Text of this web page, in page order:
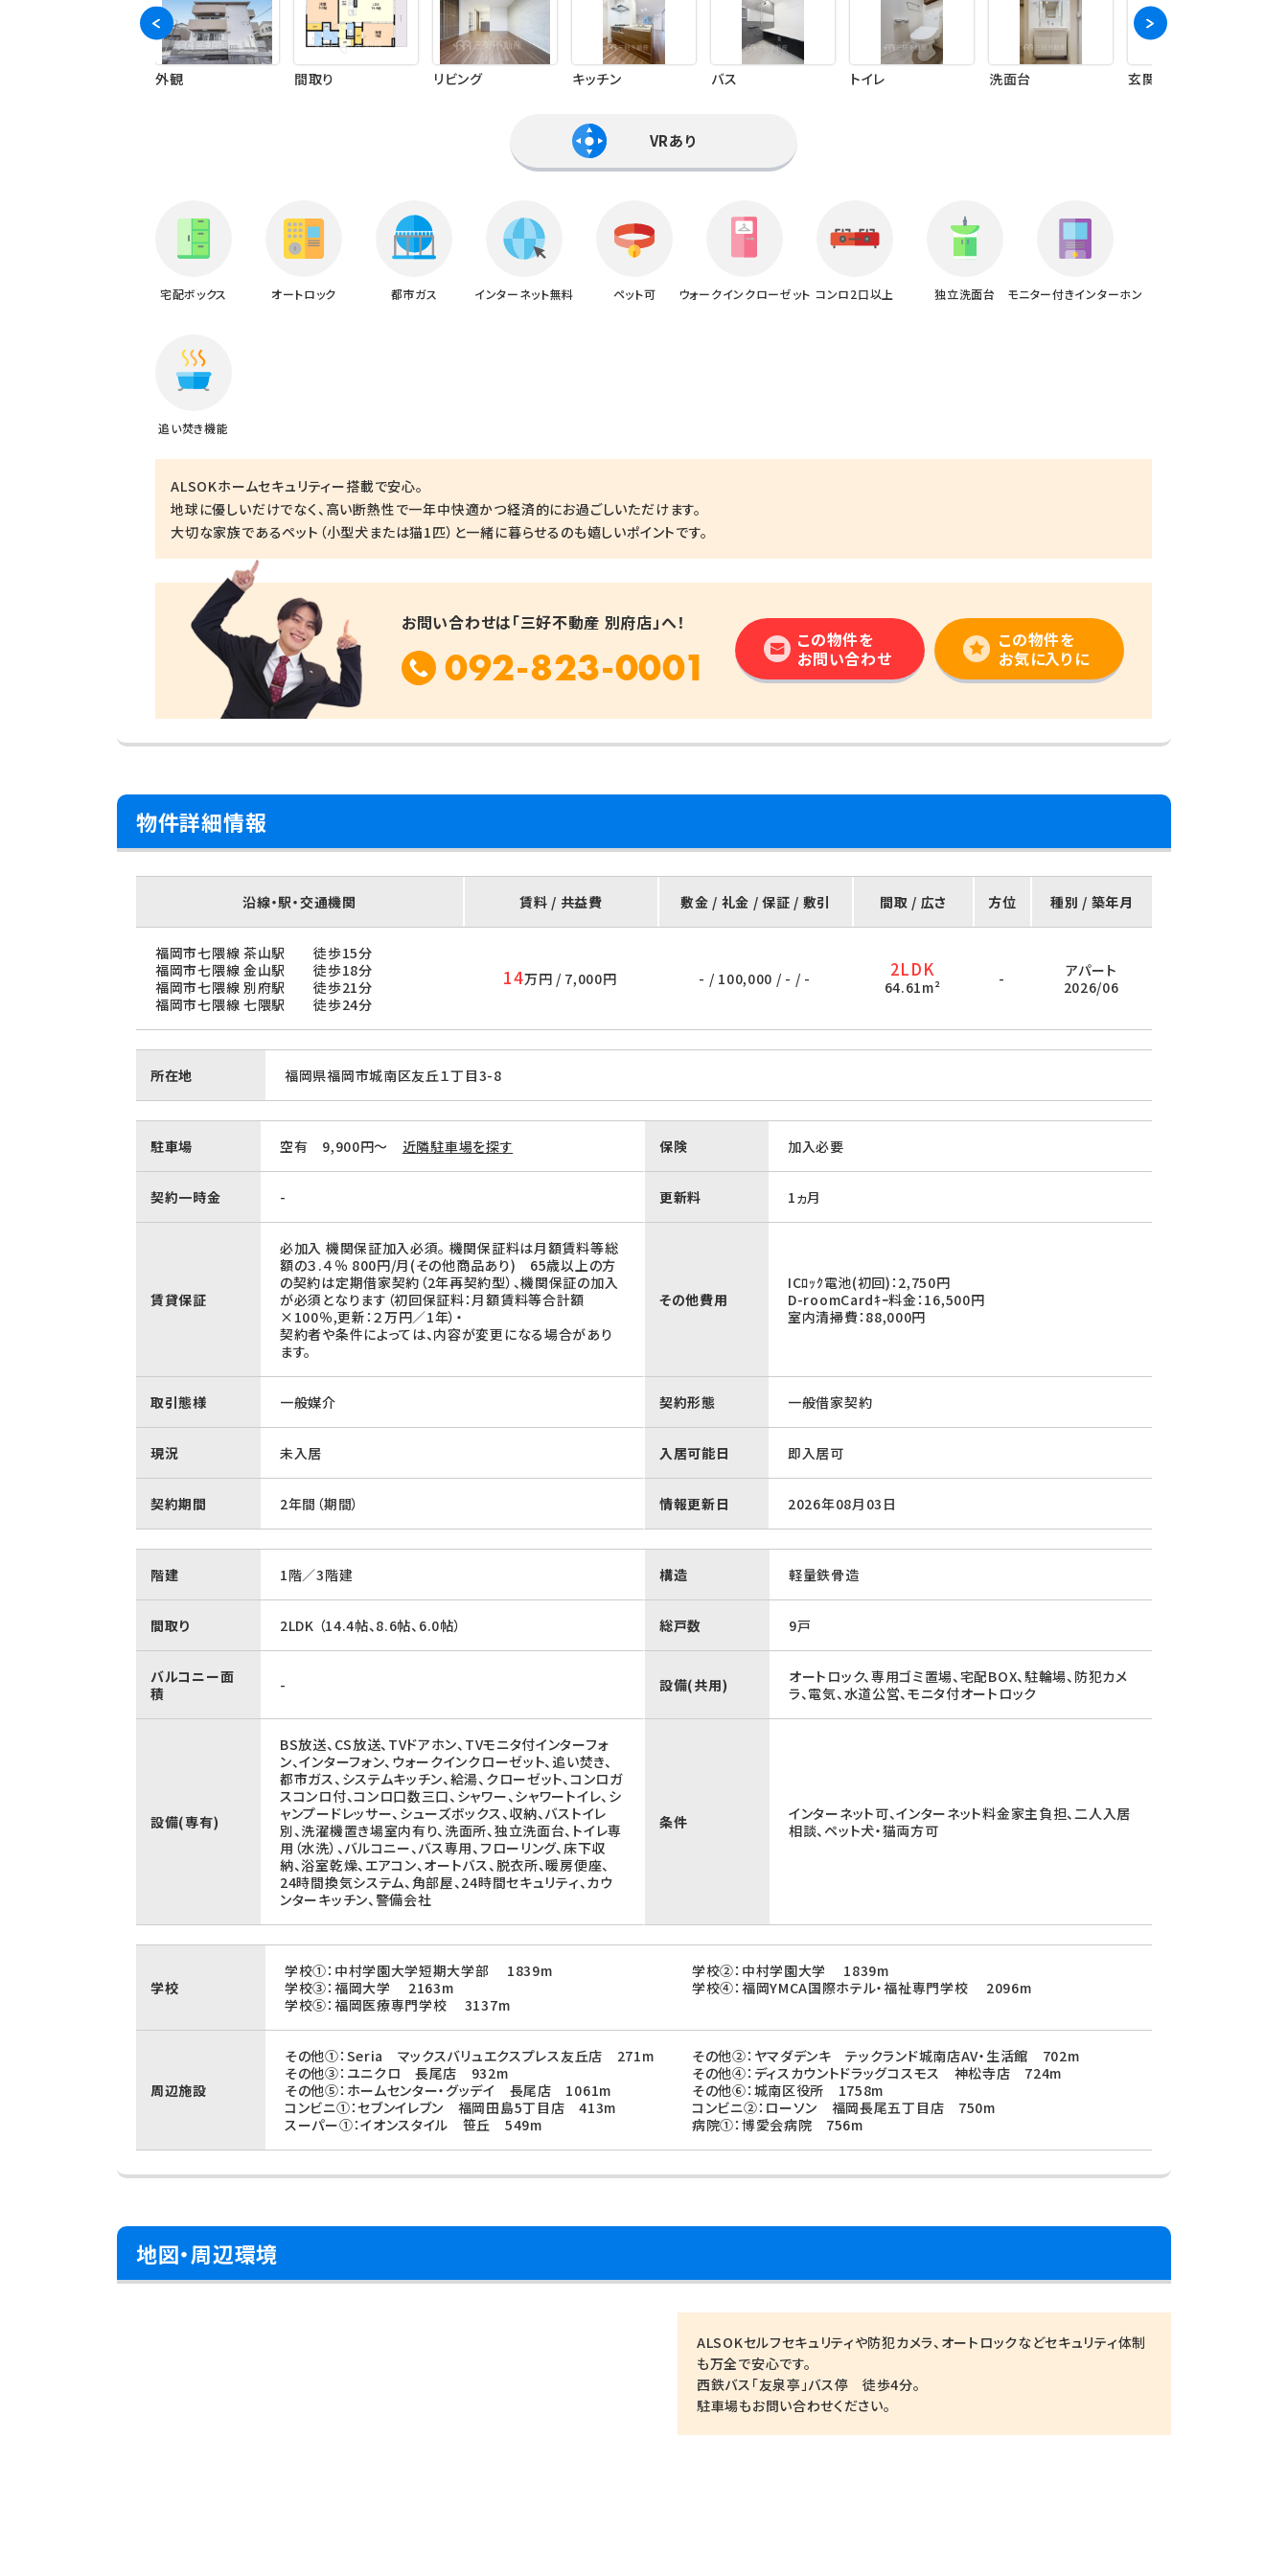
外観 間取り リビング キッチン バス トイレ 洗面台 玄関
VRあり
宅配ボックス オートロック 都市ガス インターネット無料 ペット可 ウォークインクローゼット コンロ2口以上 独立洗面台 モニター付きインターホン
追い焚き機能
ALSOKホームセキュリティー搭載で安心。
地球に優しいだけでなく、高い断熱性で一年中快適かつ経済的にお過ごしいただけます。
大切な家族であるペット（小型犬または猫1匹）と一緒に暮らせるのも嬉しいポイントです。
お問い合わせは「三好不動産 別府店」へ！
092-823-0001
この物件を
お問い合わせ
この物件を
お気に入りに
物件詳細情報
沿線・駅・交通機関 賃料 / 共益費 敷金 / 礼金 / 保証 / 敷引 間取 / 広さ 方位 種別 / 築年月
福岡市七隈線 茶山駅 徒歩15分
福岡市七隈線 金山駅 徒歩18分
福岡市七隈線 別府駅 徒歩21分
福岡市七隈線 七隈駅 徒歩24分
14万円 / 7,000円 - / 100,000 / - / - 2LDK
64.61m² -
アパート
2026/06
所在地 福岡県福岡市城南区友丘１丁目3-8
駐車場 空有 9,900円～ 近隣駐車場を探す 保険 加入必要
契約一時金 - 更新料 1ヵ月
賃貸保証
必加入 機関保証加入必須。 機関保証料は月額賃料等総
額の３.４％ 800円/月(その他商品あり) 65歳以上の方
の契約は定期借家契約（2年再契約型）、機関保証の加入
が必須となります（初回保証料：月額賃料等合計額
×100％,更新：２万円／1年）・
契約者や条件によっては、内容が変更になる場合があり
ます。
その他費用
ICﾛｯｸ電池(初回)：2,750円
D-roomCardｷｰ料金：16,500円
室内清掃費：88,000円
取引態様 一般媒介 契約形態 一般借家契約
現況 未入居 入居可能日 即入居可
契約期間 2年間（期間） 情報更新日 2026年08月03日
階建 1階／3階建 構造 軽量鉄骨造
間取り 2LDK （14.4帖、8.6帖、6.0帖） 総戸数 9戸
バルコニー面
積
- 設備(共用)
オートロック、専用ゴミ置場、宅配BOX、駐輪場、防犯カメ
ラ、電気、水道公営、モニタ付オートロック
設備(専有)
BS放送、CS放送、TVドアホン、TVモニタ付インターフォ
ン、インターフォン、ウォークインクローゼット、追い焚き、
都市ガス、システムキッチン、給湯、クローゼット、コンロガ
スコンロ付、コンロ口数三口、シャワー、シャワートイレ、シ
ャンプードレッサー、シューズボックス、収納、バストイレ
別、洗濯機置き場室内有り、洗面所、独立洗面台、トイレ専
用（水洗）、バルコニー、バス専用、フローリング、床下収
納、浴室乾燥、エアコン、オートバス、脱衣所、暖房便座、
24時間換気システム、角部屋、24時間セキュリティ、カウ
ンターキッチン、警備会社
条件
インターネット可、インターネット料金家主負担、二人入居
相談、ペット犬・猫両方可
学校
学校①：中村学園大学短期大学部 1839m
学校②：中村学園大学 1839m
学校③：福岡大学 2163m
学校④：福岡YMCA国際ホテル・福祉専門学校 2096m
学校⑤：福岡医療専門学校 3137m
周辺施設
その他①：Seria マックスバリュエクスプレス友丘店 271m
その他②：ヤマダデンキ テックランド城南店AV・生活館 702m
その他③：ユニクロ 長尾店 932m
その他④：ディスカウントドラッグコスモス 神松寺店 724m
その他⑤：ホームセンター・グッデイ 長尾店 1061m
その他⑥：城南区役所 1758m
コンビニ①：セブンイレブン 福岡田島5丁目店 413m
コンビニ②：ローソン 福岡長尾五丁目店 750m
スーパー①：イオンスタイル 笹丘 549m
病院①：博愛会病院 756m
地図・周辺環境
ALSOKセルフセキュリティや防犯カメラ、オートロックなどセキュリティ体制
も万全で安心です。
西鉄バス「友泉亭」バス停 徒歩4分。
駐車場もお問い合わせください。